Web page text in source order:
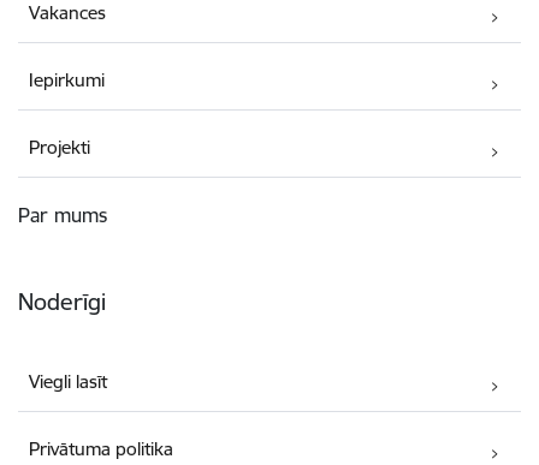
Vakances
Iepirkumi
Projekti
Par mums
Noderīgi
Viegli lasīt
Privātuma politika